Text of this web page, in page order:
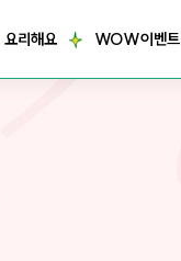
요리해요 WOW이벤트